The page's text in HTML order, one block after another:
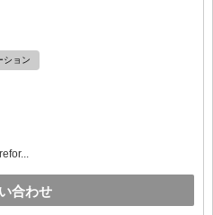
ション
合わせ